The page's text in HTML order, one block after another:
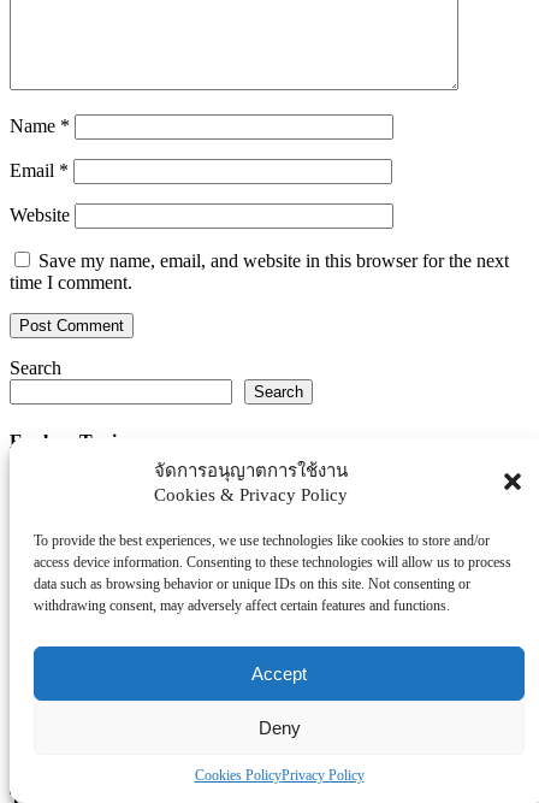
จัดการอนุญาตการใช้งาน
Cookies & Privacy Policy
To provide the best experiences, we use technologies like cookies to store and/or
access device information. Consenting to these technologies will allow us to process
data such as browsing behavior or unique IDs on this site. Not consenting or
withdrawing consent, may adversely affect certain features and functions.
Accept
Deny
Cookies PolicyPrivacy Policy
Name *
Email *
Website
Save my name, email, and website in this browser for the next
time I comment.
Search
Search
Explore Topics
Thaiworldtoday
การศึกษา
ธุรกิจ/ประกัน/การเงิน
บันเทิง/กีฬา
โรงพยบาล/สุขภาพ/ความงาม
Tag Clouds